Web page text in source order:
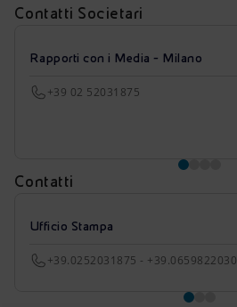
Contatti Societari
Rapporti con i Media - Milano
+39 02 52031875
Contatti
Ufficio Stampa
+39.0252031875 - +39.0659822030